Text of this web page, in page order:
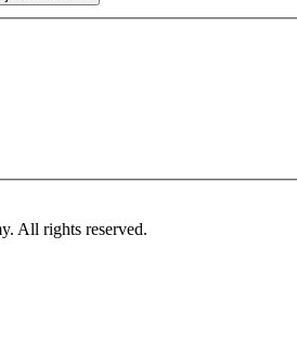
All rights reserved.